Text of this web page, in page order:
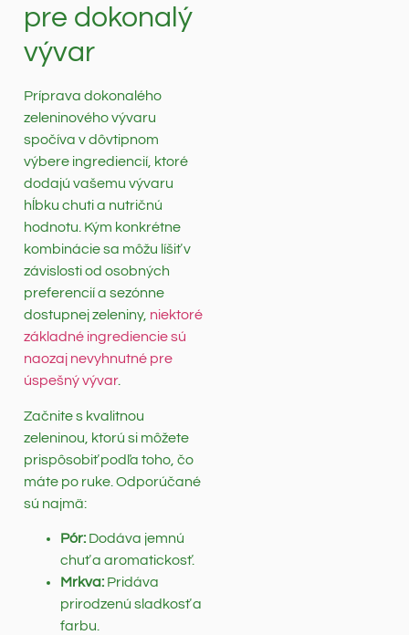
pre dokonalý
vývar
Príprava dokonalého
zeleninového vývaru
spočíva v dôvtipnom
výbere ingrediencií, ktoré
dodajú vašemu vývaru
hĺbku chuti a nutričnú
hodnotu. Kým konkrétne
kombinácie sa môžu líšiť v
závislosti od osobných
preferencií a sezónne
dostupnej zeleniny, niektoré
základné ingrediencie sú
naozaj nevyhnutné pre
úspešný vývar.
Začnite s kvalitnou
zeleninou, ktorú si môžete
prispôsobiť podľa toho, čo
máte po ruke. Odporúčané
sú najmä:
Pór: Dodáva jemnú
chuť a aromatickosť.
Mrkva: Pridáva
prirodzenú sladkosť a
farbu.